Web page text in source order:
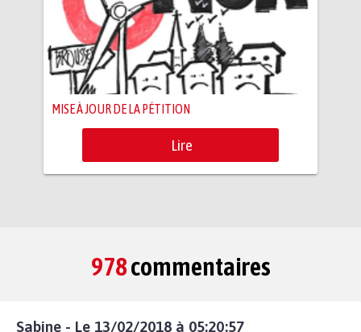
MISE À JOUR DE LA PÉTITION
Lire
978commentaires
Sabine - Le 13/02/2018 à 05:20:57